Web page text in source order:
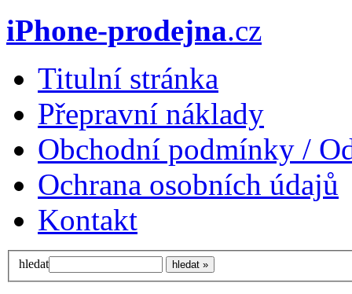
iPhone-prodejna.cz
Titulní stránka
Přepravní náklady
Obchodní podmínky /
Ochrana osobních údajů
Kontakt
hledat